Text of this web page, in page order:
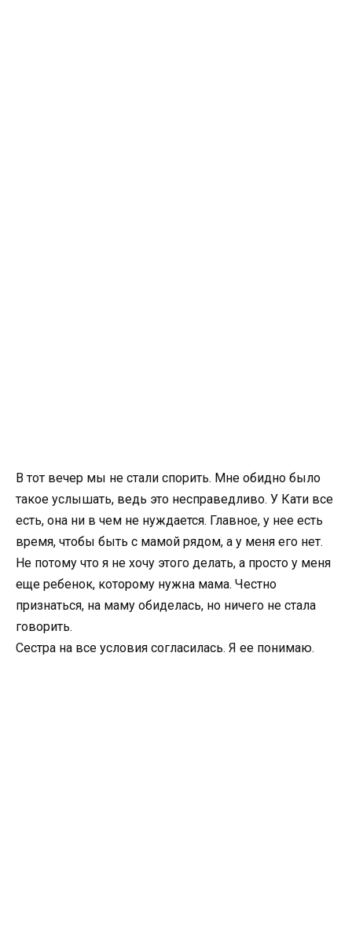
В тот вечер мы не стали спорить. Мне обидно было
такое услышать, ведь это несправедливо. У Кати все
есть, она ни в чем не нуждается. Главное, у нее есть
время, чтобы быть с мамой рядом, а у меня его нет.
Не потому что я не хочу этого делать, а просто у меня
еще ребенок, которому нужна мама. Честно
признаться, на маму обиделась, но ничего не стала
говорить.
Сестра на все условия согласилась. Я ее понимаю.